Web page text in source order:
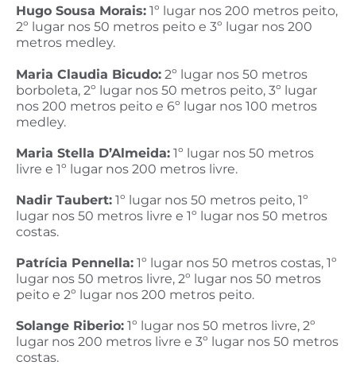
Hugo Sousa Morais: 1º lugar nos 200 metros peito,
2º lugar nos 50 metros peito e 3º lugar nos 200
metros medley.
Maria Claudia Bicudo: 2º lugar nos 50 metros
borboleta, 2º lugar nos 50 metros peito, 3º lugar
nos 200 metros peito e 6º lugar nos 100 metros
medley.
Maria Stella D’Almeida: 1º lugar nos 50 metros
livre e 1º lugar nos 200 metros livre.
Nadir Taubert: 1º lugar nos 50 metros peito, 1º
lugar nos 50 metros livre e 1º lugar nos 50 metros
costas.
Patrícia Pennella: 1º lugar nos 50 metros costas, 1º
lugar nos 50 metros livre, 2º lugar nos 50 metros
peito e 2º lugar nos 200 metros peito.
Solange Riberio: 1º lugar nos 50 metros livre, 2º
lugar nos 200 metros livre e 3º lugar nos 50 metros
costas.